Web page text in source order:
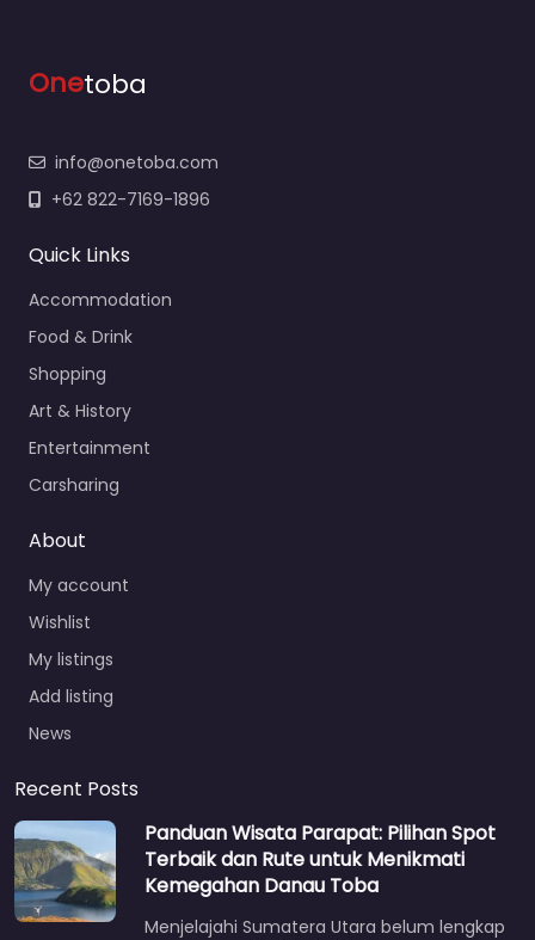
Onetoba
info@onetoba.com
+62 822-7169-1896
Quick Links
Accommodation
Food & Drink
Shopping
Art & History
Entertainment
Carsharing
About
My account
Wishlist
My listings
Add listing
News
Recent Posts
Panduan Wisata Parapat: Pilihan Spot
Terbaik dan Rute untuk Menikmati
Kemegahan Danau Toba
Menjelajahi Sumatera Utara belum lengkap